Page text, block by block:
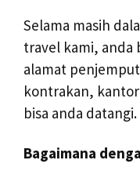
Selama masih
travel kami, anda
alamat
kontrakan,
bisa anda datangi.
Bagaimana